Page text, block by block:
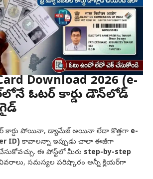
Download 2026 (e-
ఓటర్ కార్డు డౌన్‌లోడ్
కార్డు పోయినా, డ్యామేజ్ అయినా లేదా కొత్తగా e-
ID) కావాలన్నా ఇప్పుడు చాలా ఈజీగా
ఈ పోస్ట్‌లో మీరు step-by-step
సమస్యల పరిష్కారం అన్నీ క్లియర్‌గా